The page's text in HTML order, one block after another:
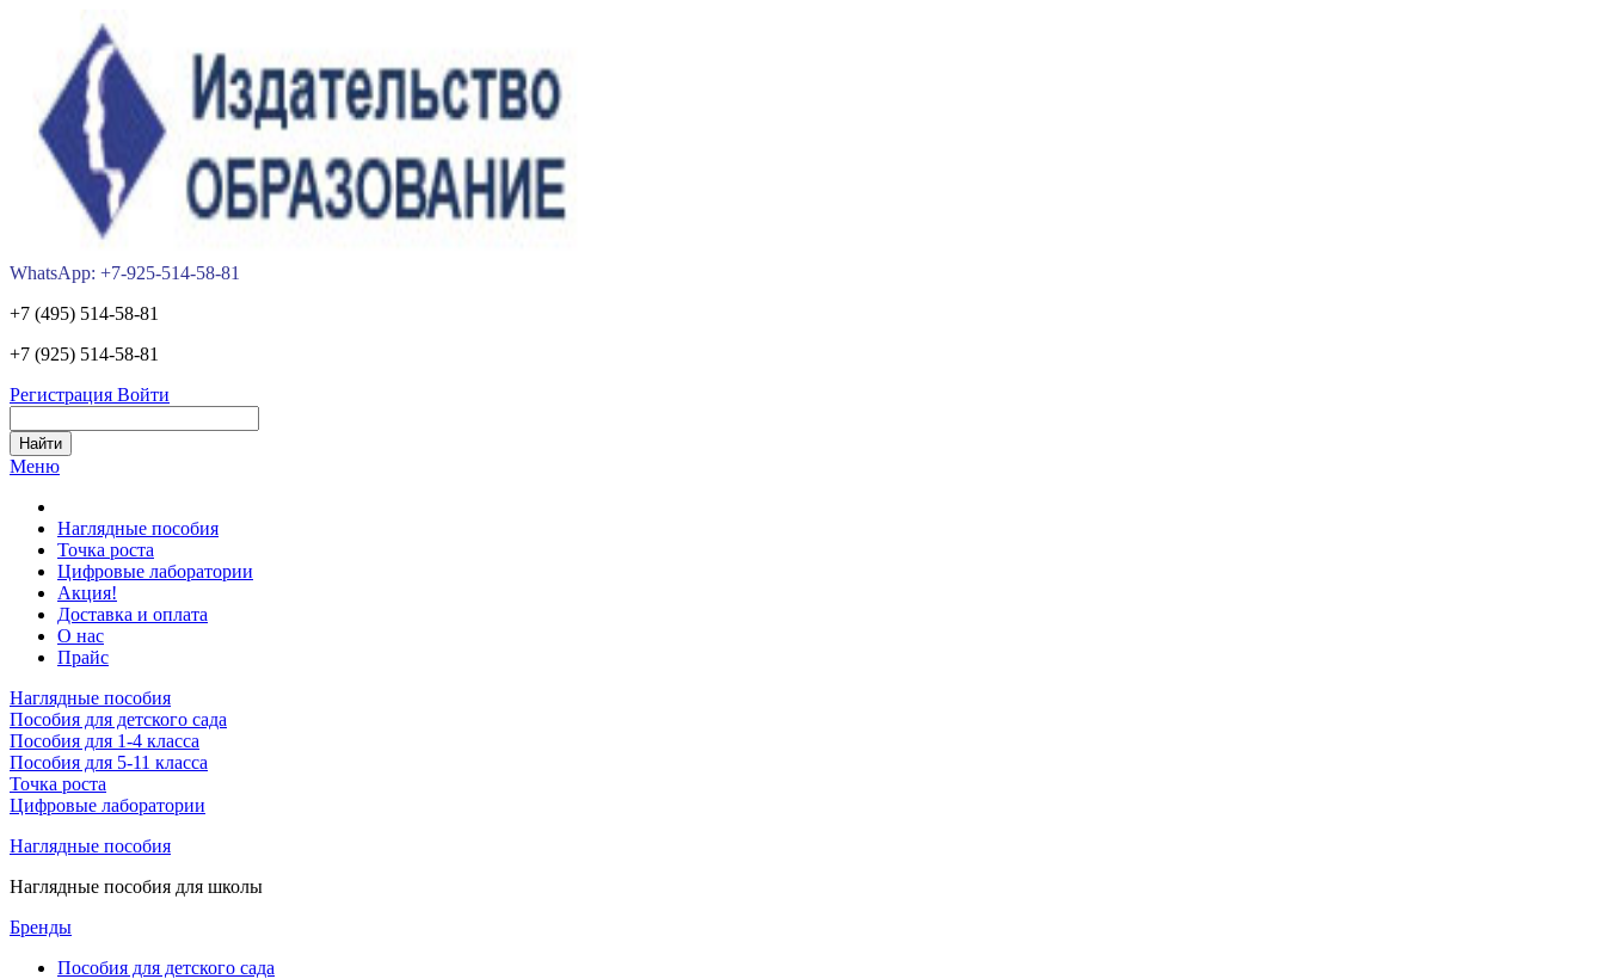
WhatsApp: +7-925-514-58-81
+7 (495) 514-58-81
+7 (925) 514-58-81
Регистрация Войти
Меню
Наглядные пособия
Точка роста
Цифровые лаборатории
Акция!
Доставка и оплата
О нас
Прайс
Наглядные пособия
Пособия для детского сада
Пособия для 1-4 класса
Пособия для 5-11 класса
Точка роста
Цифровые лаборатории
Наглядные пособия
Наглядные пособия для школы
Бренды
Пособия для детского сада